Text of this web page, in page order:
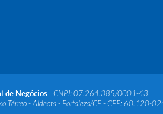
de Negócios
| CNPJ: 07.264.385/0001-43
Térreo - Aldeota - Fortaleza/CE - CEP: 60.120-